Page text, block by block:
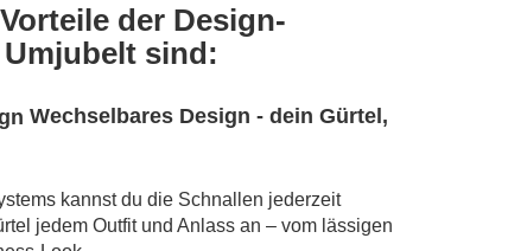
der Design-
sind:
Wechselbares Design - dein Gürtel,
kannst du die Schnallen jederzeit
jedem Outfit und Anlass an – vom lässigen